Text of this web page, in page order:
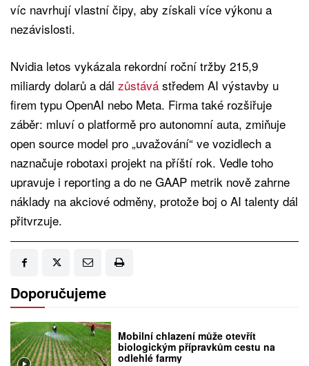
víc navrhují vlastní čipy, aby získali více výkonu a
nezávislosti.
Nvidia letos vykázala rekordní roční tržby 215,9
miliardy dolarů a dál zůstává středem AI výstavby u
firem typu OpenAI nebo Meta. Firma také rozšiřuje
záběr: mluví o platformě pro autonomní auta, zmiňuje
open source model pro „uvažování“ ve vozidlech a
naznačuje robotaxi projekt na příští rok. Vedle toho
upravuje i reporting a do ne GAAP metrik nově zahrne
náklady na akciové odměny, protože boj o AI talenty dál
přitvrzuje.
Doporučujeme
Mobilní chlazení může otevřít
biologickým přípravkům cestu na
odlehlé farmy